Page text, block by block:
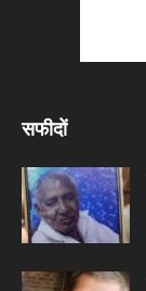
सफीदों